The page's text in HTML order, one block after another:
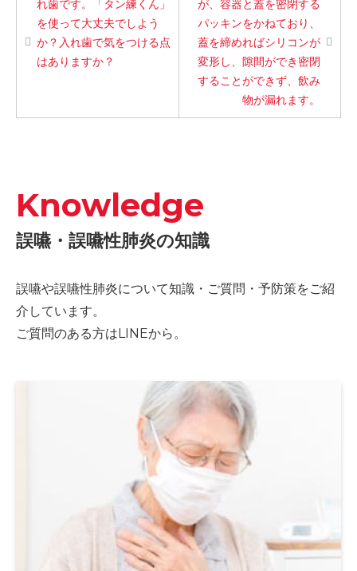
れ歯です。「タン練くん」
を使って大丈夫でしよう
か？入れ歯で気をつける点
はありますか？
が、容器と蓋を密閉する
パッキンをかねており、
蓋を締めればシリコンが
変形し、隙間ができ密閉
することができず、飲み
物が漏れます。
Knowledge
誤嚥・誤嚥性肺炎の知識
誤嚥や誤嚥性肺炎について知識・ご質問・予防策をご紹
介しています。
ご質問のある方はLINEから。